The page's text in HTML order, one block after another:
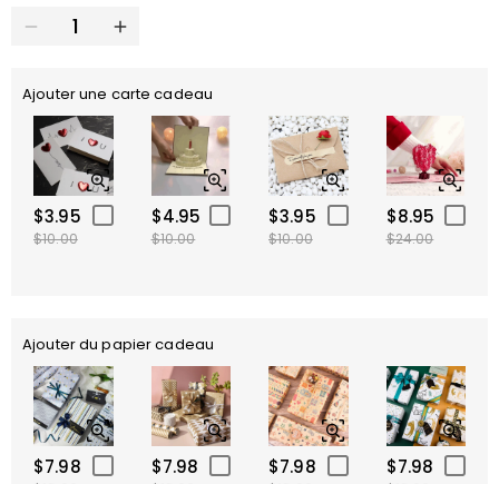
Ajouter une carte cadeau
$3.95
$10.00
$4.95
$10.00
$3.95
$10.00
$8.95
$24.00
Ajouter du papier cadeau
$7.98 $7.98 $7.98 $7.98